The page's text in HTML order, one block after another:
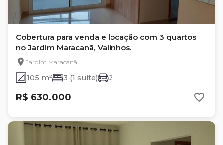
Cobertura para venda e locação com 3 quartos
no Jardim Maracanã, Valinhos.
Jardim Maracanã
105 m² 3 (1 suíte) 2
R$ 630.000